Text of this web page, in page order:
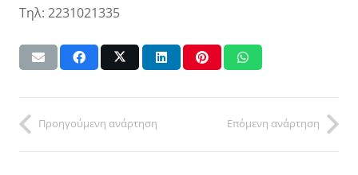
Τηλ: 2231021335
Προηγούμενη ανάρτηση Επόμενη ανάρτηση